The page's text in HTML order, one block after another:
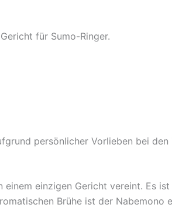
für Sumo-Ringer.
persönlicher Vorlieben bei den
einzigen Gericht vereint. Es
Brühe ist der Nabemono